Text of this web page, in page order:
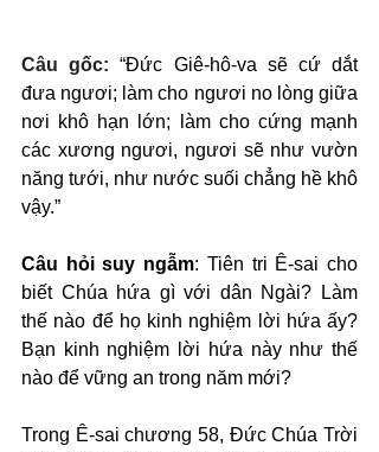
Câu gốc: “Đức Giê-hô-va sẽ cứ dắt
đưa ngươi; làm cho ngươi no lòng giữa
nơi khô hạn lớn; làm cho cứng mạnh
các xương ngươi, ngươi sẽ như vườn
năng tưới, như nước suối chẳng hề khô
vậy.”
Câu hỏi suy ngẫm: Tiên tri Ê-sai cho
biết Chúa hứa gì với dân Ngài? Làm
thế nào để họ kinh nghiệm lời hứa ấy?
Bạn kinh nghiệm lời hứa này như thế
nào để vững an trong năm mới?
Trong Ê-sai chương 58, Đức Chúa Trời